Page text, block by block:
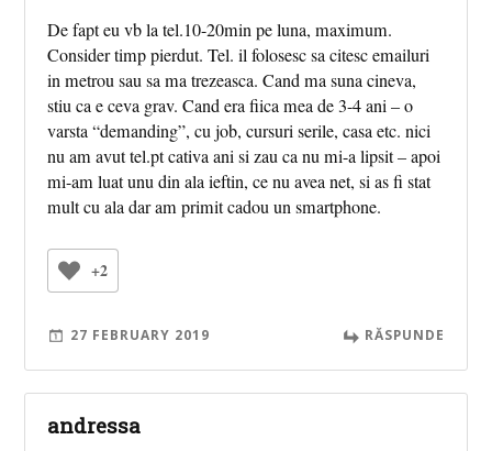
De fapt eu vb la tel.10-20min pe luna, maximum.
Consider timp pierdut. Tel. il folosesc sa citesc emailuri
in metrou sau sa ma trezeasca. Cand ma suna cineva,
stiu ca e ceva grav. Cand era fiica mea de 3-4 ani – o
varsta “demanding”, cu job, cursuri serile, casa etc. nici
nu am avut tel.pt cativa ani si zau ca nu mi-a lipsit – apoi
mi-am luat unu din ala ieftin, ce nu avea net, si as fi stat
mult cu ala dar am primit cadou un smartphone.
+2
27 FEBRUARY 2019 RĂSPUNDE
andressa